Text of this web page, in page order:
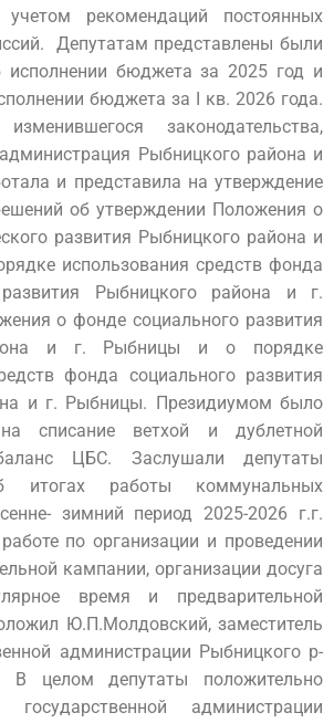
рекомендаций постоянных
Депутатам представлены были
исполнении бюджета за 2025 год и
бюджета за I кв. 2026 года.
законодательства,
Рыбницкого района и
и представила на утверждение
об утверждении Положения о
развития Рыбницкого района и
использования средств фонда
развития Рыбницкого района и г.
о фонде социального развития
и г. Рыбницы и о порядке
фонда социального развития
и г. Рыбницы. Президиумом было
списание ветхой и дублетной
ЦБС. Заслушали депутаты
итогах работы коммунальных
зимний период 2025-2026 г.г.
по организации и проведении
кампании, организации досуга
время и предварительной
Ю.П.Молдовский, заместитель
администрации Рыбницкого р-
целом депутаты положительно
администрации